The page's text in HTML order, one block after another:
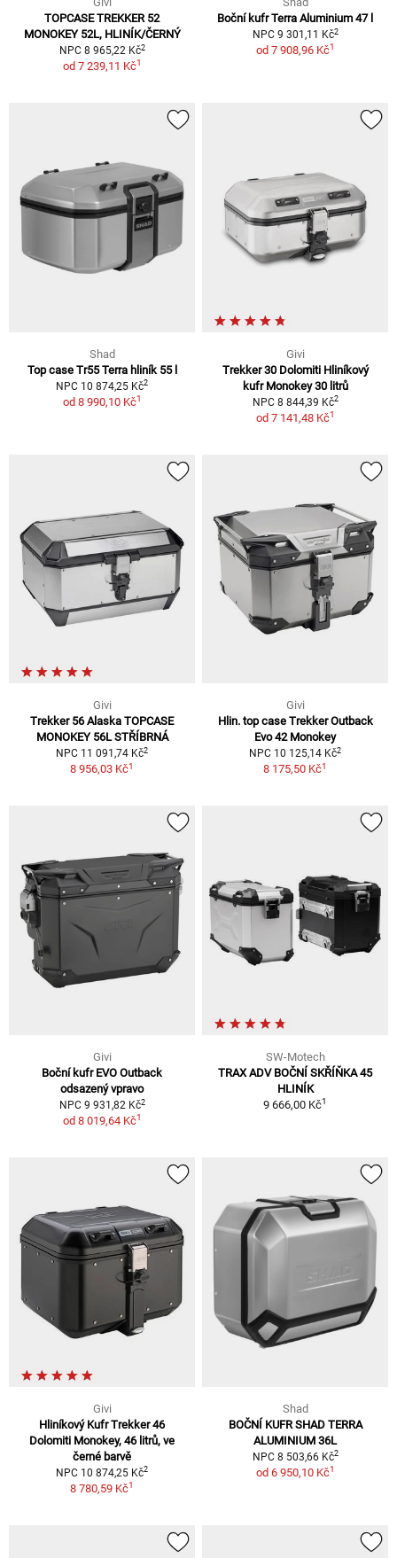
TOPCASE TREKKER 52
MONOKEY 52L, HLINÍK/ČERNÝ
NPC 8 965,22 Kč2
od 7 239,11 Kč1
Boční kufr Terra Aluminium 47 l
NPC 9 301,11 Kč2
od 7 908,96 Kč1
Shad
Top case Tr55 Terra hliník 55 l
NPC 10 874,25 Kč2
od 8 990,10 Kč1
Givi
Trekker 30 Dolomiti Hliníkový
kufr Monokey 30 litrů
NPC 8 844,39 Kč2
od 7 141,48 Kč1
Givi
Trekker 56 Alaska TOPCASE
MONOKEY 56L STŘÍBRNÁ
NPC 11 091,74 Kč2
8 956,03 Kč1
Givi
Hlin. top case Trekker Outback
Evo 42 Monokey
NPC 10 125,14 Kč2
8 175,50 Kč1
Givi
Boční kufr EVO Outback
odsazený vpravo
NPC 9 931,82 Kč2
od 8 019,64 Kč1
SW-Motech
TRAX ADV BOČNÍ SKŘÍŇKA 45
HLINÍK
9 666,00 Kč1
Givi
Hliníkový Kufr Trekker 46
Dolomiti Monokey, 46 litrů, ve
černé barvě
NPC 10 874,25 Kč2
8 780,59 Kč1
Shad
BOČNÍ KUFR SHAD TERRA
ALUMINIUM 36L
NPC 8 503,66 Kč2
od 6 950,10 Kč1